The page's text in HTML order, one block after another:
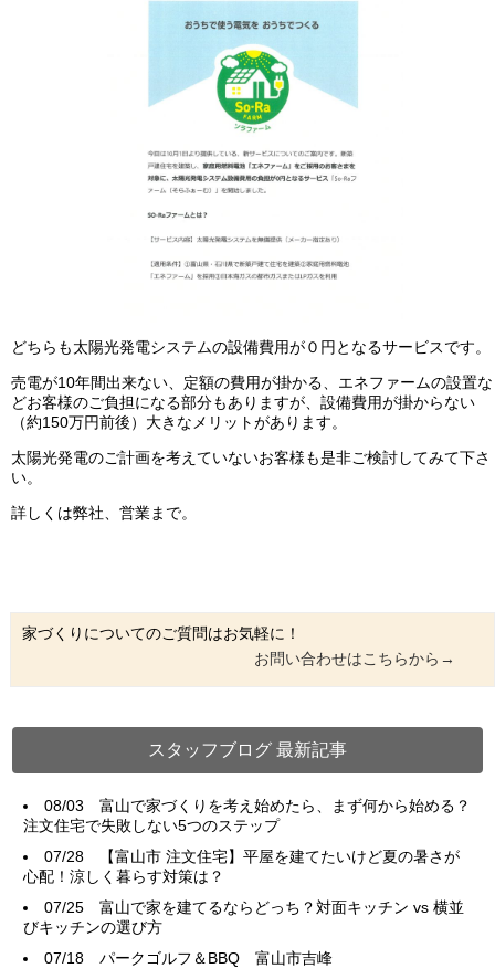
どちらも太陽光発電システムの設備費用が０円となるサービスです。
売電が10年間出来ない、定額の費用が掛かる、エネファームの設置な
どお客様のご負担になる部分もありますが、設備費用が掛からない
（約150万円前後）大きなメリットがあります。
太陽光発電のご計画を考えていないお客様も是非ご検討してみて下さ
い。
詳しくは弊社、営業まで。
家づくりについてのご質問はお気軽に！
お問い合わせはこちらから→
スタッフブログ 最新記事
08/03富山で家づくりを考え始めたら、まず何から始める？
注文住宅で失敗しない5つのステップ
07/28
【富山市 注文住宅】平屋を建てたいけど夏の暑さが
心配！涼しく暮らす対策は？
07/25富山で家を建てるならどっち？対面キッチン vs 横並
びキッチンの選び方
07/18パークゴルフ＆BBQ 富山市吉峰